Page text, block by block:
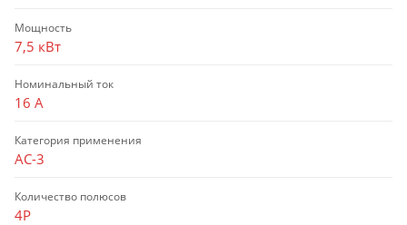
Мощность
7,5 кВт
Номинальный ток
16 А
Категория применения
AC-3
Количество полюсов
4P